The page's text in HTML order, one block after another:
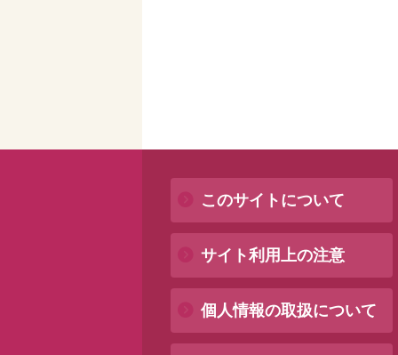
このサイトについて
サイト利用上の注意
個人情報の取扱について